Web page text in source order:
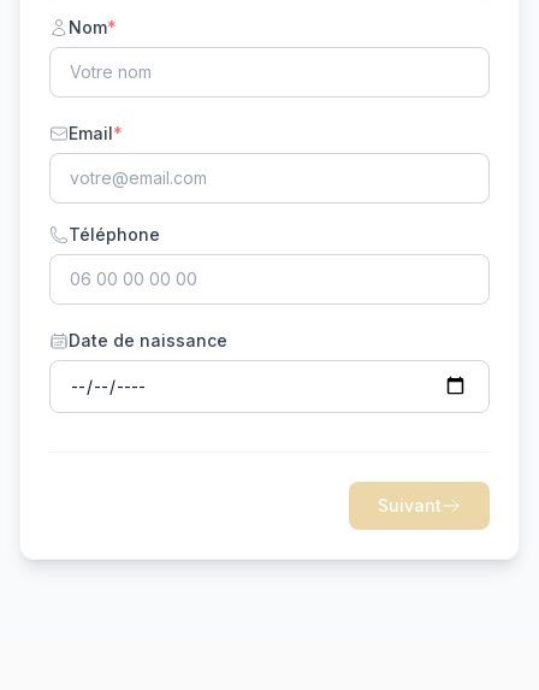
Nom*
Email*
Téléphone
Date de naissance
Suivant